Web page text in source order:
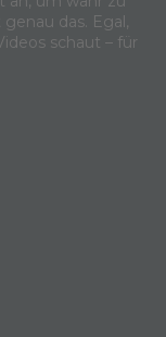
das. Egal,
schaut – für